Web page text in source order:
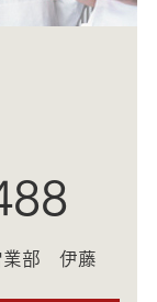
業部 伊藤